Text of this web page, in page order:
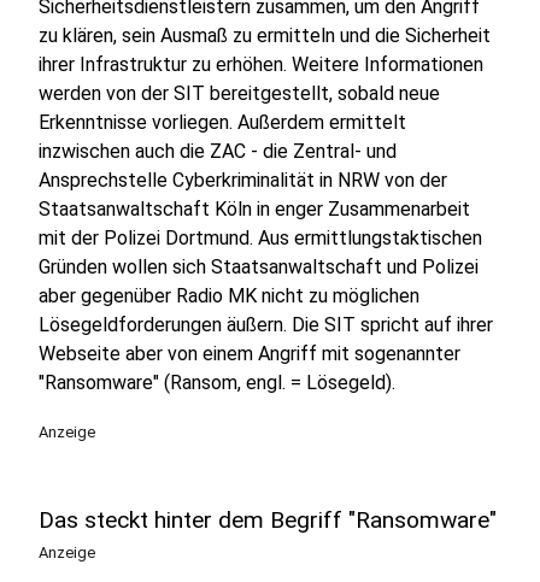
Sicherheitsdienstleistern zusammen, um den Angriff
zu klären, sein Ausmaß zu ermitteln und die Sicherheit
ihrer Infrastruktur zu erhöhen. Weitere Informationen
werden von der SIT bereitgestellt, sobald neue
Erkenntnisse vorliegen. Außerdem ermittelt
inzwischen auch die ZAC - die Zentral- und
Ansprechstelle Cyberkriminalität in NRW von der
Staatsanwaltschaft Köln in enger Zusammenarbeit
mit der Polizei Dortmund. Aus ermittlungstaktischen
Gründen wollen sich Staatsanwaltschaft und Polizei
aber gegenüber Radio MK nicht zu möglichen
Lösegeldforderungen äußern. Die SIT spricht auf ihrer
Webseite aber von einem Angriff mit sogenannter
"Ransomware" (Ransom, engl. = Lösegeld).
Anzeige
Das steckt hinter dem Begriff "Ransomware"
Anzeige